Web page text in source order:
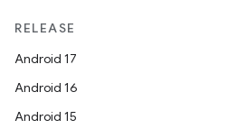
RELEASE
Android 17
Android 16
Android 15